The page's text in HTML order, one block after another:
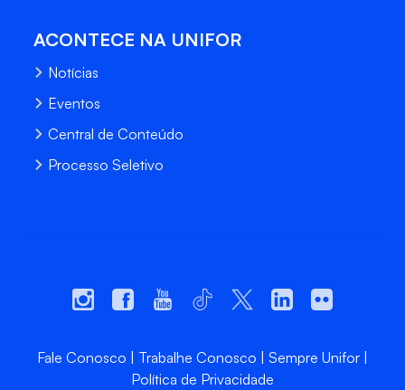
ACONTECE NA UNIFOR
Notícias
Eventos
Central de Conteúdo
Processo Seletivo
Fale Conosco Trabalhe Conosco
Sempre Unifor
Política de Privacidade